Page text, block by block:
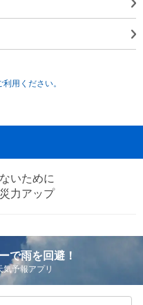
用ください。
いために
力アップ
で雨を回避！
予報アプリ